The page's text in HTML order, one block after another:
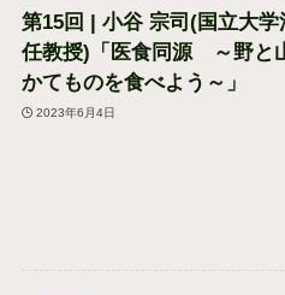
第15回 | 小谷 宗司(国立大
任教授)「医食同源 ～野と
かてものを食べよう～」
2023年6月4日